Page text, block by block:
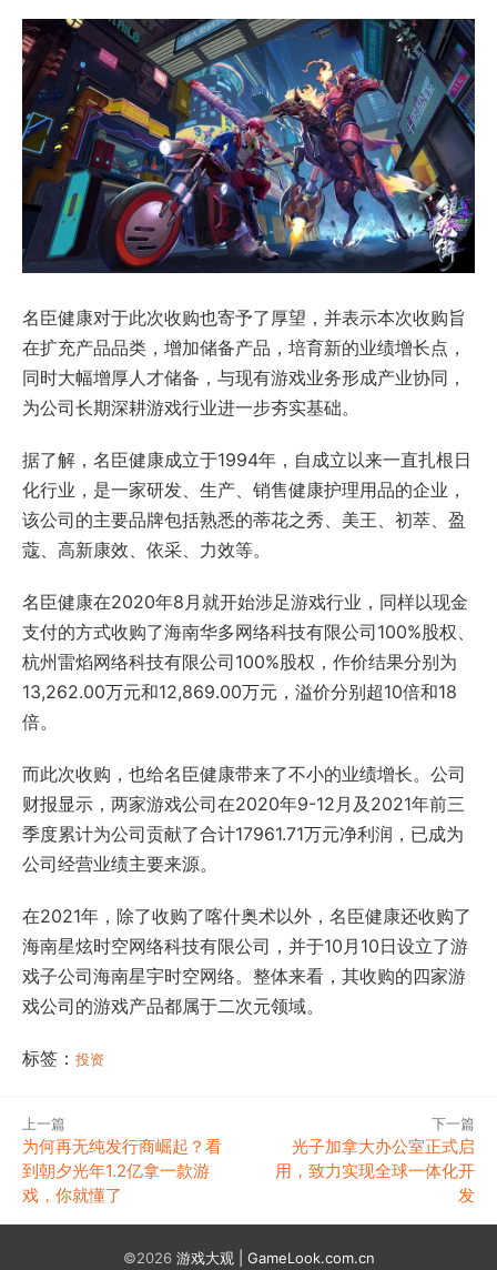
名臣健康对于此次收购也寄予了厚望，并表示本次收购旨
在扩充产品品类，增加储备产品，培育新的业绩增长点，
同时大幅增厚人才储备，与现有游戏业务形成产业协同，
为公司长期深耕游戏行业进一步夯实基础。
据了解，名臣健康成立于1994年，自成立以来一直扎根日
化行业，是一家研发、生产、销售健康护理用品的企业，
该公司的主要品牌包括熟悉的蒂花之秀、美王、初萃、盈
蔻、高新康效、依采、力效等。
名臣健康在2020年8月就开始涉足游戏行业，同样以现金
支付的方式收购了海南华多网络科技有限公司100%股权、
杭州雷焰网络科技有限公司100%股权，作价结果分别为
13,262.00万元和12,869.00万元，溢价分别超10倍和18
倍。
而此次收购，也给名臣健康带来了不小的业绩增长。公司
财报显示，两家游戏公司在2020年9-12月及2021年前三
季度累计为公司贡献了合计17961.71万元净利润，已成为
公司经营业绩主要来源。
在2021年，除了收购了喀什奥术以外，名臣健康还收购了
海南星炫时空网络科技有限公司，并于10月10日设立了游
戏子公司海南星宇时空网络。整体来看，其收购的四家游
戏公司的游戏产品都属于二次元领域。
标签： 投资
上一篇
为何再无纯发行商崛起？看
到朝夕光年1.2亿拿一款游
戏，你就懂了
下一篇
光子加拿大办公室正式启
用，致力实现全球一体化开
发
©2026 游戏大观 | GameLook.com.cn